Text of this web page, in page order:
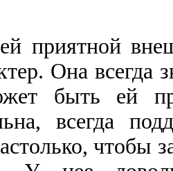
приятной
Она всегда
быть ей
всегда
чтобы